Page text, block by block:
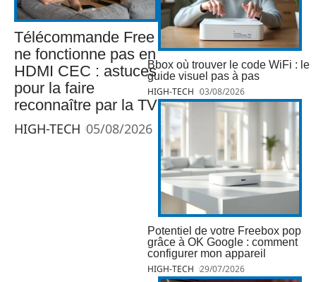
Télécommande Free
ne fonctionne pas en
HDMI CEC : astuces
pour la faire
reconnaître par la TV
HIGH-TECH 05/08/2026
Bbox où trouver le code WiFi : le
guide visuel pas à pas
HIGH-TECH 03/08/2026
Potentiel de votre Freebox pop
grâce à OK Google : comment
configurer mon appareil
HIGH-TECH 29/07/2026